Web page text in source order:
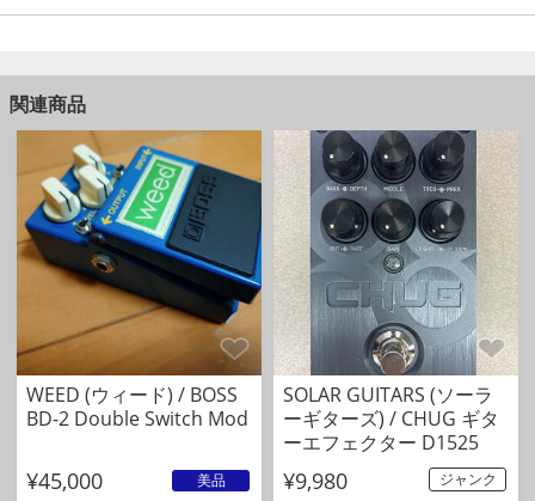
関連商品
WEED (ウィード) / BOSS
BD-2 Double Switch Mod
¥45,000 美品
SOLAR GUITARS (ソーラ
ーギターズ) / CHUG ギタ
ーエフェクター D1525
¥9,980 ジャンク